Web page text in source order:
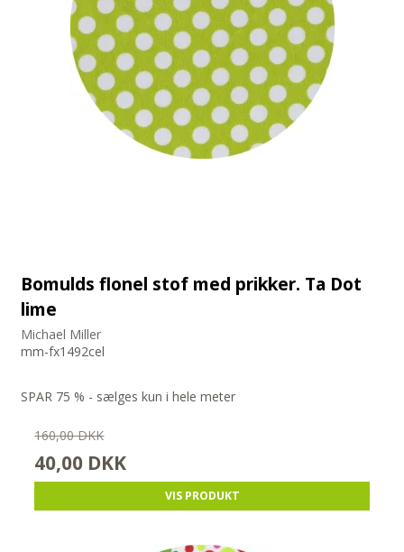
Bomulds flonel stof med prikker. Ta Dot
lime
Michael Miller
mm-fx1492cel
SPAR 75 % - sælges kun i hele meter
160,00 DKK
40,00 DKK
VIS PRODUKT